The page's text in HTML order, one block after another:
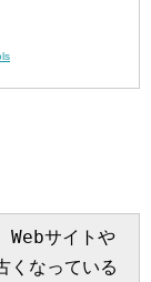
Webサイトや
くなっている